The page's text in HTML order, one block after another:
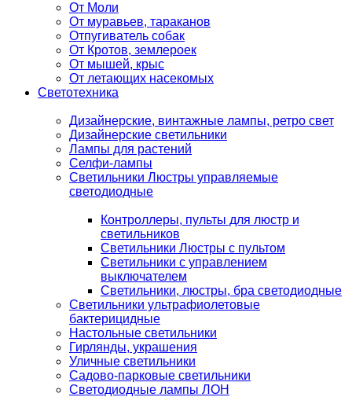
От Моли
От муравьев, тараканов
Отпугиватель собак
От Кротов, землероек
От мышей, крыс
От летающих насекомых
Светотехника
Дизайнерские, винтажные лампы, ретро свет
Дизайнерские светильники
Лампы для растений
Селфи-лампы
Светильники Люстры управляемые
светодиодные
Контроллеры, пульты для люстр и
светильников
Светильники Люстры с пультом
Светильники с управлением
выключателем
Светильники, люстры, бра светодиодные
Светильники ультрафиолетовые
бактерицидные
Настольные светильники
Гирлянды, украшения
Уличные светильники
Садово-парковые светильники
Светодиодные лампы ЛОН